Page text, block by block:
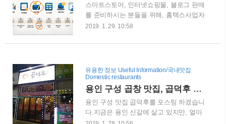
진행해야하는데, 통신판매업 신고방법을
알아보겠습니다. 1. 통신판매업 신고절차
통신판매업은 사업자등록, 사업용계좌만
절차로 나누어집니다. ① 사업자 등록방법
서에 가셔서 만드시면 됩니다.이전 포스팅
에 자세하게 소개를 하였으므로 참고하시
면 될 것 같습니다. 이전 글 : 홈텍스사업자
스마트스토어, 인터넷쇼핑몰, 블로그 판매
를 준비하시는 분들을 위해, 홈텍스사업자
등록 방법을 포스팅하겠습니다.요즘 네이
으십니다. 스마트스토어의 경우 개인 판매
니다. 집에서 가장 가까운 세무서를 가서
신청을 해도 좋겠지만, 시간이 없으신 분
들은 집에서도 편안하게 진행이 가능합니
다. 국세청 홈텍스로 사업자등록하는 방법
인터넷 검색창에 홈텍스라고 치면, 국세청
2019. 1. 29. 10:58
유용한 정보 Useful Information/국내맛집
Domestic restaurants
용인 구성 곱창 맛집, 곱덕후 본점 - 최고는 아니지만, 계속 생각나는 맛
용인 구성 맛집 곱덕후를 포스팅 하겠습니
다.지금은 용인 신갈에 살고 있지만, 얼마
전까지 용인 구성(언남동)에서 살고 있다